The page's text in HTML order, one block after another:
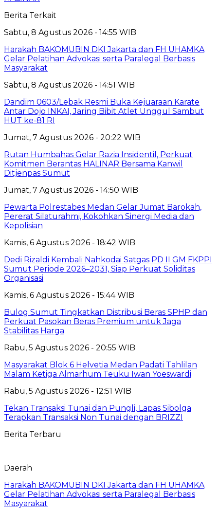
Berita Terkait
Sabtu, 8 Agustus 2026 - 14:55 WIB
Harakah BAKOMUBIN DKI Jakarta dan FH UHAMKA
Gelar Pelatihan Advokasi serta Paralegal Berbasis
Masyarakat
Sabtu, 8 Agustus 2026 - 14:51 WIB
Dandim 0603/Lebak Resmi Buka Kejuaraan Karate
Antar Dojo INKAI, Jaring Bibit Atlet Unggul Sambut
HUT ke-81 RI
Jumat, 7 Agustus 2026 - 20:22 WIB
Rutan Humbahas Gelar Razia Insidentil, Perkuat
Komitmen Berantas HALINAR Bersama Kanwil
Ditjenpas Sumut
Jumat, 7 Agustus 2026 - 14:50 WIB
Pewarta Polrestabes Medan Gelar Jumat Barokah,
Pererat Silaturahmi, Kokohkan Sinergi Media dan
Kepolisian
Kamis, 6 Agustus 2026 - 18:42 WIB
Dedi Rizaldi Kembali Nahkodai Satgas PD II GM FKPPI
Sumut Periode 2026–2031, Siap Perkuat Soliditas
Organisasi
Kamis, 6 Agustus 2026 - 15:44 WIB
Bulog Sumut Tingkatkan Distribusi Beras SPHP dan
Perkuat Pasokan Beras Premium untuk Jaga
Stabilitas Harga
Rabu, 5 Agustus 2026 - 20:55 WIB
Masyarakat Blok 6 Helvetia Medan Padati Tahlilan
Malam Ketiga Almarhum Teuku Iwan Yoeswardi
Rabu, 5 Agustus 2026 - 12:51 WIB
Tekan Transaksi Tunai dan Pungli, Lapas Sibolga
Terapkan Transaksi Non Tunai dengan BRIZZI
Berita Terbaru
Daerah
Harakah BAKOMUBIN DKI Jakarta dan FH UHAMKA
Gelar Pelatihan Advokasi serta Paralegal Berbasis
Masyarakat